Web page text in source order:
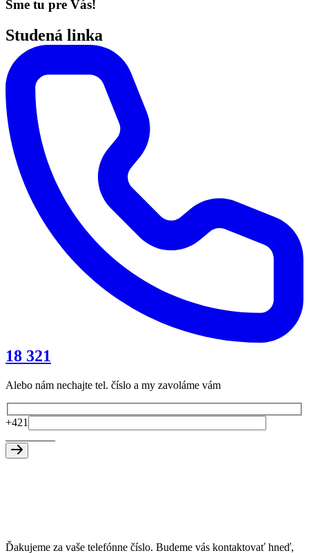
Sme tu pre Vás!
Studená linka
18 321
Alebo nám nechajte tel. číslo a my zavoláme vám
+421
Ďakujeme za vaše telefónne číslo. Budeme vás kontaktovať hneď,